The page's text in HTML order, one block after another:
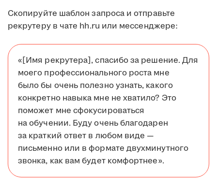
Скопируйте шаблон запроса и отправьте
рекрутеру в чате hh.ru или мессенджере:
«[Имя рекрутера], спасибо за решение. Для
моего профессионального роста мне
было бы очень полезно узнать, какого
конкретно навыка мне не хватило? Это
поможет мне сфокусироваться
на обучении. Буду очень благодарен
за краткий ответ в любом виде —
письменно или в формате двухминутного
звонка, как вам будет комфортнее».